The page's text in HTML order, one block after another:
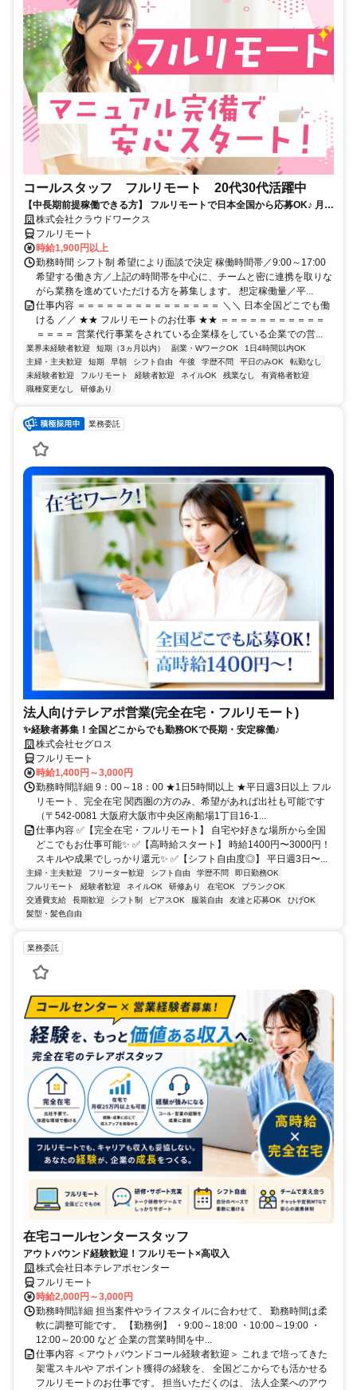
コールスタッフ フルリモート 20代30代活躍中
【中長期前提稼働できる方】 フルリモートで日本全国から応募OK♪ 月稼
働80時間で安定収入！
株式会社クラウドワークス
フルリモート
時給1,900円以上
勤務時間 シフト制 希望により面談で決定 稼働時間帯／9:00～17:00
希望する働き方／上記の時間帯を中心に、チームと密に連携を取りな
がら業務を進めていただける方を募集します。 想定稼働量／平...
仕事内容 ＝＝＝＝＝＝＝＝＝＝＝＝＝＝＝ ＼＼ 日本全国どこでも働
ける ／／ ★★ フルリモートのお仕事 ★★ ＝＝＝＝＝＝＝＝＝＝＝
＝＝＝＝ 営業代行事業をされている企業様をしている企業での営...
業界未経験者歓迎 短期（3ヵ月以内） 副業・WワークOK
1日4時間以内OK
主婦・主夫歓迎
短期 早朝 シフト自由 午後 学歴不問 平日のみOK
転勤なし
未経験者歓迎
フルリモート 経験者歓迎 ネイルOK 残業なし
有資格者歓迎
職種変更なし
研修あり
業務委託
法人向けテレアポ営業(完全在宅・フルリモート)
✨経験者募集！全国どこからでも勤務OKで長期・安定稼働♪
株式会社セグロス
フルリモート
時給1,400円～3,000円
勤務時間詳細 9：00～18：00 ★1日5時間以上 ★平日週3日以上 フル
リモート、完全在宅 関西圏の方のみ、希望があれば出社も可能です
（〒542-0081 大阪府大阪市中央区南船場1丁目16-1...
仕事内容 ✅【完全在宅・フルリモート】 自宅や好きな場所から全国
どこでもお仕事可能✨ ✅【高時給スタート】 時給1400円〜3000円！
スキルや成果でしっかり還元✨ ✅【シフト自由度◎】 平日週3日〜...
主婦・主夫歓迎 フリーター歓迎 シフト自由 学歴不問
即日勤務OK
フルリモート
経験者歓迎 ネイルOK 研修あり 在宅OK
ブランクOK
交通費支給
長期歓迎 シフト制 ピアスOK 服装自由 友達と応募OK
ひげOK
髪型・髪色自由
業務委託
在宅コールセンタースタッフ
アウトバウンド経験歓迎！フルリモート×高収入
株式会社日本テレアポセンター
フルリモート
時給2,000円～3,000円
勤務時間詳細 担当案件やライフスタイルに合わせて、 勤務時間は柔
軟に調整可能です。 【勤務例】 ・9:00～18:00 ・10:00～19:00 ・
12:00～20:00 など 企業の営業時間を中...
仕事内容 ＜アウトバウンドコール経験者歓迎＞ これまで培ってきた
架電スキルや アポイント獲得の経験を、 全国どこからでも活かせる
フルリモートのお仕事です。 担当いただくのは、 法人企業へのアウ